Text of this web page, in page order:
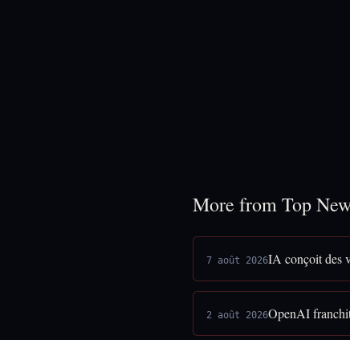
More from Top
7 août 2026IA conçoit des
2 août 2026OpenAI